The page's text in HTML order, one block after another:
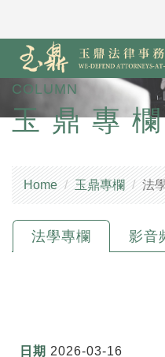
COLUMN
玉鼎專
Home 玉鼎專欄 法
法學專欄 影音
2026-03-16